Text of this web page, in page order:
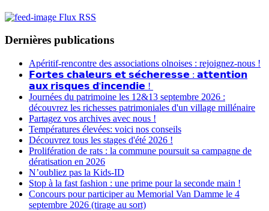
Flux RSS
Dernières publications
Apéritif-rencontre des associations olnoises : rejoignez-nous !
𝗙𝗼𝗿𝘁𝗲𝘀 𝗰𝗵𝗮𝗹𝗲𝘂𝗿𝘀 𝗲𝘁 𝘀𝗲́𝗰𝗵𝗲𝗿𝗲𝘀𝘀𝗲 : 𝗮𝘁𝘁𝗲𝗻𝘁𝗶𝗼𝗻
𝗮𝘂𝘅 𝗿𝗶𝘀𝗾𝘂𝗲𝘀 𝗱'𝗶𝗻𝗰𝗲𝗻𝗱𝗶𝗲 !
Journées du patrimoine les 12&13 septembre 2026 :
découvrez les richesses patrimoniales d'un village millénaire
Partagez vos archives avec nous !
Températures élevées: voici nos conseils
Découvrez tous les stages d'été 2026 !
Prolifération de rats : la commune poursuit sa campagne de
dératisation en 2026
N’oubliez pas la Kids-ID
Stop à la fast fashion : une prime pour la seconde main !
Concours pour participer au Memorial Van Damme le 4
septembre 2026 (tirage au sort)